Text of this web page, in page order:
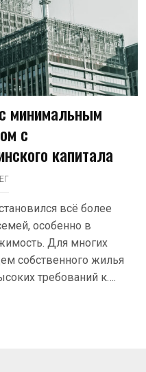
минимальным
с
капитала
всё более
особенно в
Для многих
собственного жилья
требований к….